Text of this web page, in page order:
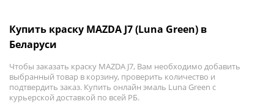
Купить краску MAZDA J7 (Luna Green) в
Беларуси
Чтобы заказать краску MAZDA J7, Вам необходимо добавить
выбранный товар в корзину, проверить количество и
подтвердить заказ. Купить онлайн эмаль Luna Green с
курьерской доставкой по всей РБ.